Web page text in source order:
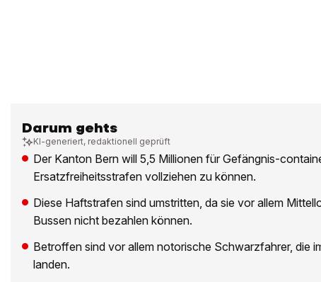
Darum gehts
KI-generiert, redaktionell geprüft
Der Kanton Bern will 5,5 Millionen für Gefängnis-
Ersatzfreiheitsstrafen vollziehen zu können.
Diese Haftstrafen sind umstritten, da sie vor allem
Bussen nicht bezahlen können.
Betroffen sind vor allem notorische Schwarzfahrer, die
landen.